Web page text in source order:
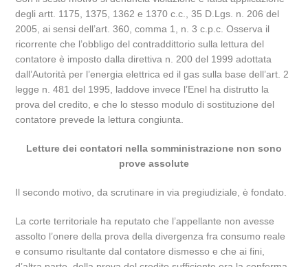
degli artt. 1175, 1375, 1362 e 1370 c.c., 35 D.Lgs. n. 206 del
2005, ai sensi dell’art. 360, comma 1, n. 3 c.p.c. Osserva il
ricorrente che l’obbligo del contraddittorio sulla lettura del
contatore è imposto dalla direttiva n. 200 del 1999 adottata
dall’Autorità per l’energia elettrica ed il gas sulla base dell’art. 2
legge n. 481 del 1995, laddove invece l’Enel ha distrutto la
prova del credito, e che lo stesso modulo di sostituzione del
contatore prevede la lettura congiunta.
Letture dei contatori nella somministrazione non sono
prove assolute
Il secondo motivo, da scrutinare in via pregiudiziale, è fondato.
La corte territoriale ha reputato che l’appellante non avesse
assolto l’onere della prova della divergenza fra consumo reale
e consumo risultante dal contatore dismesso e che ai fini,